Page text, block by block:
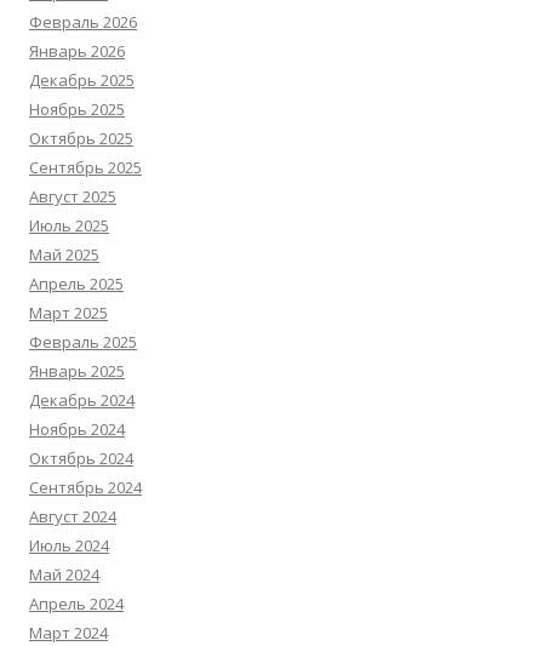
Февраль 2026
Январь 2026
Декабрь 2025
Ноябрь 2025
Октябрь 2025
Сентябрь 2025
Август 2025
Июль 2025
Май 2025
Апрель 2025
Март 2025
Февраль 2025
Январь 2025
Декабрь 2024
Ноябрь 2024
Октябрь 2024
Сентябрь 2024
Август 2024
Июль 2024
Май 2024
Апрель 2024
Март 2024